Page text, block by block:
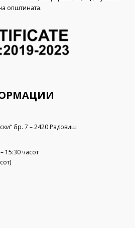
општината.
бр. 7 – 2420 Радовиш
15:30 часот